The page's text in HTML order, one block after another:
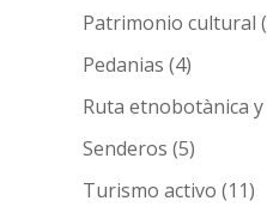
Patrimonio cultural
Pedanias (4)
Ruta etnobotànica
Senderos (5)
Turismo activo (11)